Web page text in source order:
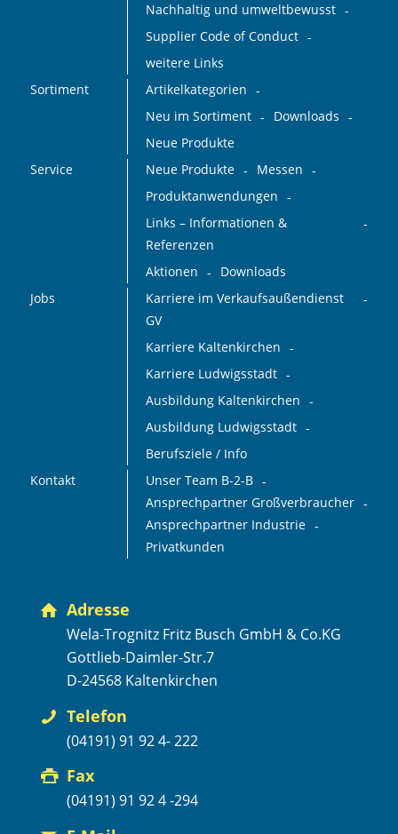
Nachhaltig und umweltbewusst
Supplier Code of Conduct
weitere Links
Sortiment
Artikelkategorien
Neu im Sortiment
Downloads
Neue Produkte
Service
Neue Produkte
Messen
Produktanwendungen
Links – Informationen &
Referenzen
Aktionen
Downloads
Jobs
Karriere im Verkaufsaußendienst
GV
Karriere Kaltenkirchen
Karriere Ludwigsstadt
Ausbildung Kaltenkirchen
Ausbildung Ludwigsstadt
Berufsziele / Info
Kontakt
Unser Team B-2-B
Ansprechpartner Großverbraucher
Ansprechpartner Industrie
Privatkunden
Adresse
Wela-Trognitz Fritz Busch GmbH & Co.KG
Gottlieb-Daimler-Str.7
D-24568 Kaltenkirchen
Telefon
(04191) 91 92 4- 222
Fax
(04191) 91 92 4 -294